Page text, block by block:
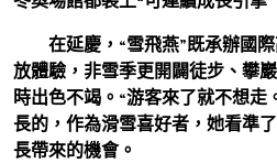
在延慶，“雪飛燕”既承辦國
放體驗，非雪季更開闢徒步、攀
時出色不竭。“游客來了就不想走
長的，作為滑雪喜好者，她看準
長帶來的機會。